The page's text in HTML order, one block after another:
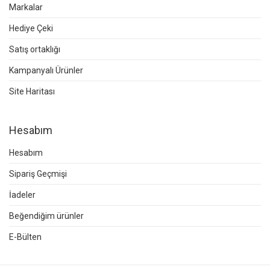
Markalar
Hediye Çeki
Satış ortaklığı
Kampanyalı Ürünler
Site Haritası
Hesabım
Hesabım
Sipariş Geçmişi
İadeler
Beğendiğim ürünler
E-Bülten